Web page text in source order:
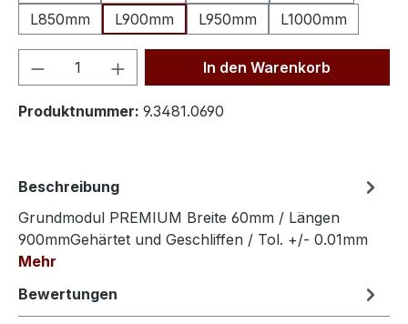
L850mm
L900mm L950mm L1000mm
Produkt Anzahl: Gib denIn den Warenkorb
Produktnummer: 9.3481.0690
Beschreibung
Grundmodul PREMIUM Breite 60mm / Längen
900mmGehärtet und Geschliffen / Tol. +/- 0.01mm
Mehr
Bewertungen